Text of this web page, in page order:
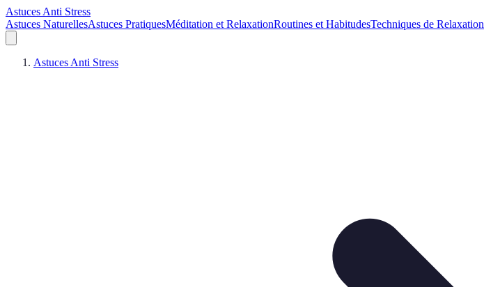
Astuces Anti Stress
Astuces NaturellesAstuces PratiquesMéditation et RelaxationRoutines et HabitudesTechniques de Relaxation
Astuces Anti Stress